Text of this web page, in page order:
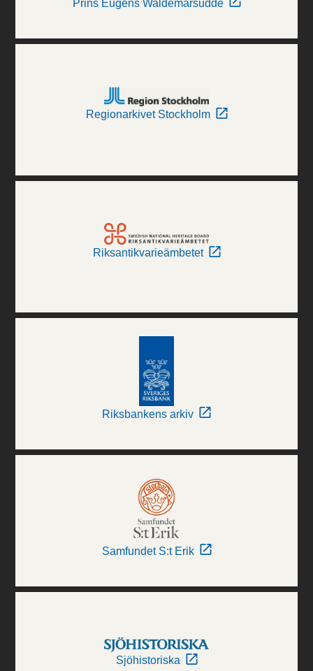
Prins Eugens Waldemarsudde
Regionarkivet Stockholm
Riksantikvarieämbetet
Riksbankens arkiv
Samfundet S:t Erik
Sjöhistoriska